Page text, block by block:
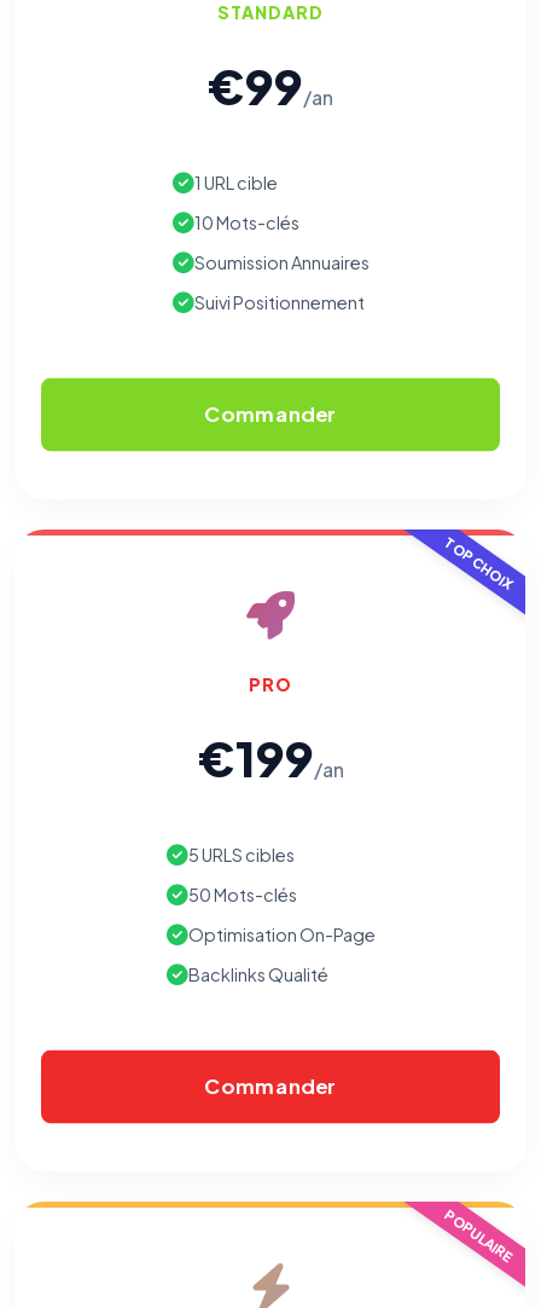
STANDARD
€99/an
1 URL cible
10 Mots-clés
Soumission Annuaires
Suivi Positionnement
Commander
TOP CHOIX
PRO
€199/an
5 URLS cibles
50 Mots-clés
Optimisation On-Page
Backlinks Qualité
Commander
POPULAIRE
mémorisation de vos choix de consentement. Ils ne